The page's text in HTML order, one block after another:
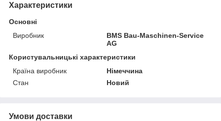
Характеристики
Основні
Виробник
BMS Bau-Maschinen-Service
AG
Користувальницькі характеристики
Країна виробник
Німеччина
Стан
Новий
Умови доставки